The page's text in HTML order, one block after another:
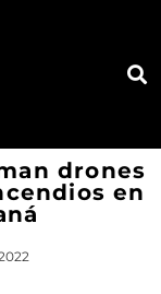
drones
en